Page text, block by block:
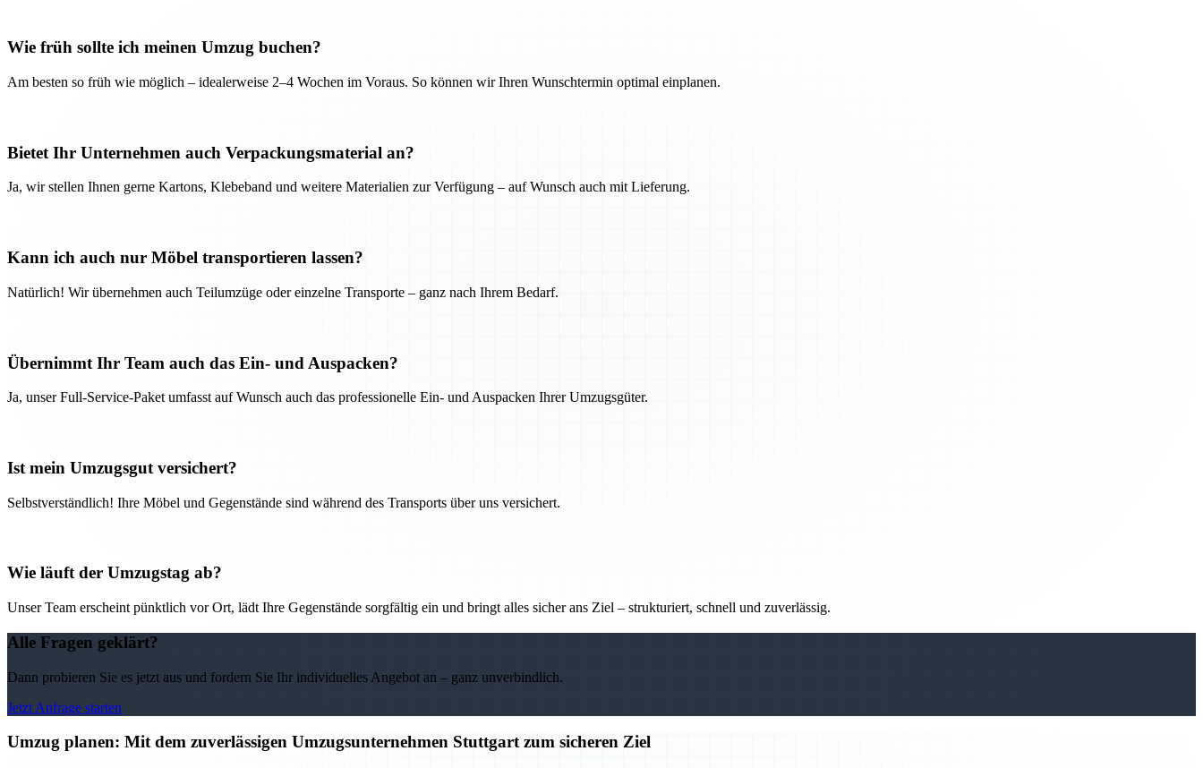
Wie früh sollte ich meinen Umzug buchen?
Am besten so früh wie möglich – idealerweise 2–4 Wochen im Voraus. So können wir Ihren Wunschtermin optimal einplanen.
Bietet Ihr Unternehmen auch Verpackungsmaterial an?
Ja, wir stellen Ihnen gerne Kartons, Klebeband und weitere Materialien zur Verfügung – auf Wunsch auch mit Lieferung.
Kann ich auch nur Möbel transportieren lassen?
Natürlich! Wir übernehmen auch Teilumzüge oder einzelne Transporte – ganz nach Ihrem Bedarf.
Übernimmt Ihr Team auch das Ein- und Auspacken?
Ja, unser Full-Service-Paket umfasst auf Wunsch auch das professionelle Ein- und Auspacken Ihrer Umzugsgüter.
Ist mein Umzugsgut versichert?
Selbstverständlich! Ihre Möbel und Gegenstände sind während des Transports über uns versichert.
Wie läuft der Umzugstag ab?
Unser Team erscheint pünktlich vor Ort, lädt Ihre Gegenstände sorgfältig ein und bringt alles sicher ans Ziel – strukturiert, schnell und zuverlässig.
Alle Fragen geklärt?
Dann probieren Sie es jetzt aus und fordern Sie Ihr individuelles Angebot an – ganz unverbindlich.
Jetzt Anfrage starten
Umzug planen: Mit dem zuverlässigen Umzugsunternehmen Stuttgart zum sicheren Ziel